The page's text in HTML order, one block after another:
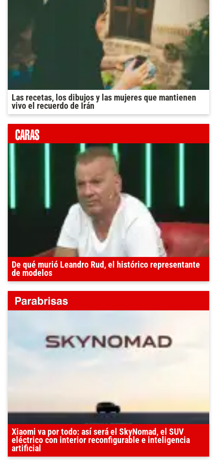
Las recetas, los dibujos y las mujeres que mantienen
vivo el recuerdo de Irán
De qué murió Leandro Rud, el histórico representante
de modelos
Xiaomi va por todo: así será el SkyNomad, el SUV
eléctrico con interior reconfigurable e inteligencia
artificial